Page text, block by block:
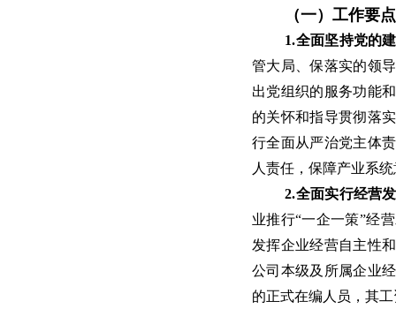
（一）工作要点
1.全面坚持党的
管大局、保落实的领
出党组织的服务功能
的关怀和指导贯彻落
行全面从严治党主体
人责任，保障产业系
2.全面实行经营
业推行“一企一策”经
发挥企业经营自主性
公司本级及所属企业
的正式在编人员，其